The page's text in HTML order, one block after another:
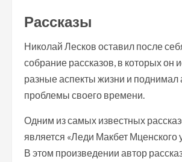
Рассказы
Николай Лесков оставил после
собрание рассказов, в которых он
разные аспекты жизни и поднимал
проблемы своего времени.
Одним из самых известных
является «Леди Макбет Мценского
В этом произведении автор